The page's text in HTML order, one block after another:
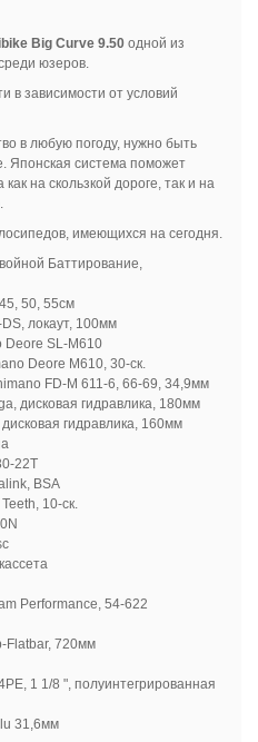
Big Curve9.50одной из
юзеров.
в зависимости от условий
в любую погоду, нужно быть
Японская система поможет
на скользкой дороге, так и на
имеющихся на сегодня.
Баттирование,
50, 55см
локаут, 100мм
SL-M610
Deore M610, 30-ск.
FD-M 611-6, 66-69, 34,9мм
дисковая гидравлика, 180мм
гидравлика, 160мм
22T
BSA
10-ск.
Performance, 54-622
Flatbar, 720мм
1 1/8 ", полуинтегрированная
31,6мм